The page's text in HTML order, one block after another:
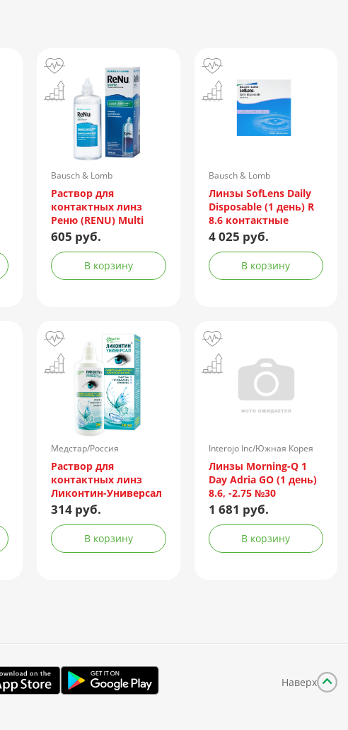
Bausch & Lomb
Incorporated/Италия
Раствор для
контактных линз
Реню (RENU) Multi
Plus 360мл +
контейнер
605 руб.
В корзину
Bausch & Lomb
Линзы SofLens Daily
Disposable (1 день) R
8.6 контактные
мягкие корриг. -1,50
4 025 руб.
В корзину
Медстар/Россия
Раствор для
контактных линз
Ликонтин-Универсал
240мл
314 руб.
В корзину
Interojo Inc/Южная Корея
Линзы Morning-Q 1
Day Adria GO (1 день)
8.6, -2.75 №30
1 681 руб.
В корзину
Наверх